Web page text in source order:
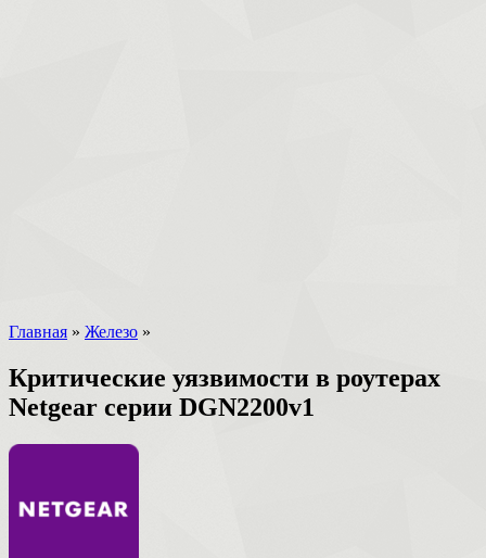
Главная » Железо »
Критические уязвимости в роутерах
Netgear серии DGN2200v1